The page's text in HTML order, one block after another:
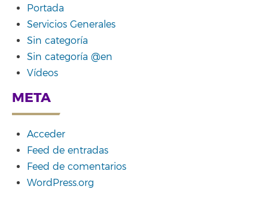
Portada
Servicios Generales
Sin categoría
Sin categoría @en
Vídeos
META
Acceder
Feed de entradas
Feed de comentarios
WordPress.org